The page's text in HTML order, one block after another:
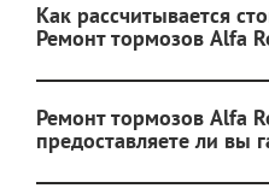
Как рассчитывается
Ремонт тормозов Alfa
Ремонт тормозов Alfa
предоставляете ли вы